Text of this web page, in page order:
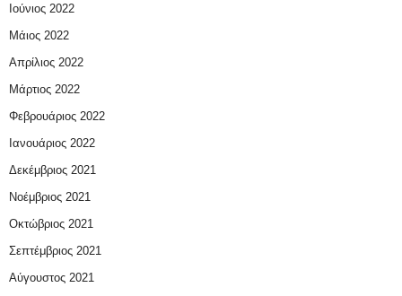
Ιούνιος 2022
Μάιος 2022
Απρίλιος 2022
Μάρτιος 2022
Φεβρουάριος 2022
Ιανουάριος 2022
Δεκέμβριος 2021
Νοέμβριος 2021
Οκτώβριος 2021
Σεπτέμβριος 2021
Αύγουστος 2021